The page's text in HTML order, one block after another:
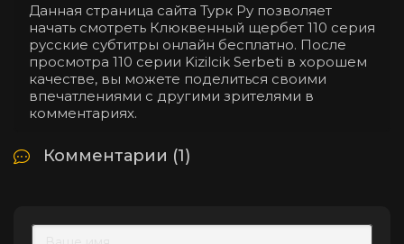
Данная страница сайта Турк Ру позволяет
начать смотреть Клюквенный щербет 110 серия
русские субтитры онлайн бесплатно. После
просмотра 110 серии Kizilcik Serbeti в хорошем
качестве, вы можете поделиться своими
впечатлениями с другими зрителями в
комментариях.
Комментарии (1)